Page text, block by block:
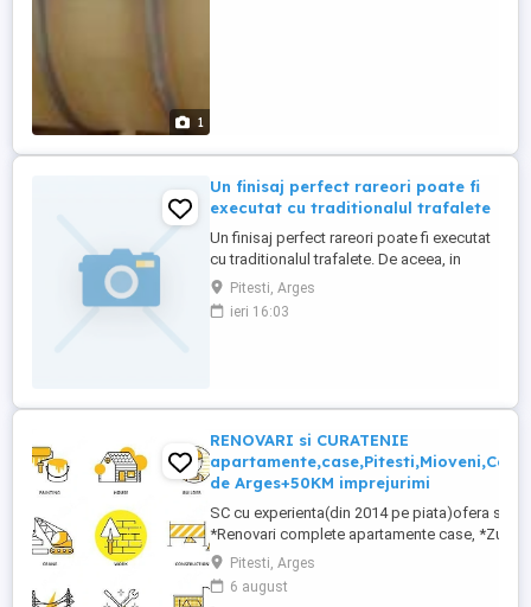
1
Un finisaj perfect rareori poate fi
executat cu traditionalul trafalete
Un finisaj perfect rareori poate fi executat
cu traditionalul trafalete. De aceea, in
majoritatea cazurilor si unde spatiul
permite, folosim o pompa de ultima
generatie pentru a zugravi cu vopsea
Pitesti, Arges
ieri 16:03
RENOVARI si CURATENIE
de Arges+50KM imprejurimi
SC cu experienta(din 2014 pe piata)ofera
*Renovari complete apartamente case,
bloc, *Finisaje interioare si exterioare,
termice, *Garduri, *Amenajari diverse,
*Curatenie apartamente,case,spatii,scari de
Pitesti, Arges
6 august